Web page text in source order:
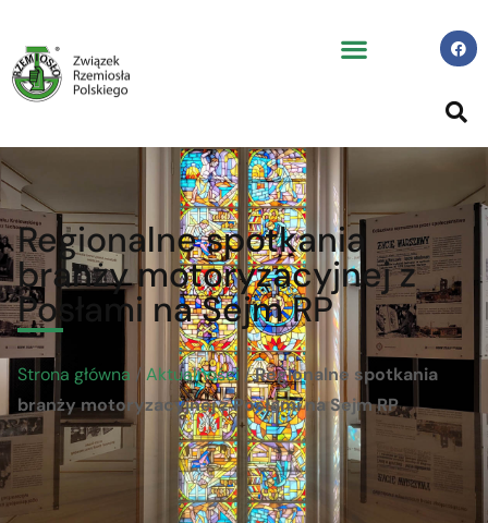
Regionalne spotkania
branży motoryzacyjnej z
Posłami na Sejm RP
Strona główna / Aktualności /Regionalne spotkania
branży motoryzacyjnej z Posłami na Sejm RP